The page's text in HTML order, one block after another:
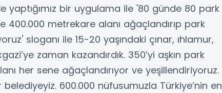
yaptığımız bir uygulama ile '80 günde 80 park
400.000 metrekare alanı ağaçlandırıp park
sloganı ile 15-20 yaşındaki çınar, ıhlamur,
zaman kazandırdık. 350’yi aşkın park
her sene ağaçlandırıyor ve yeşillendiriyoruz.
600.000 nüfusumuzla Türkiye’nin en